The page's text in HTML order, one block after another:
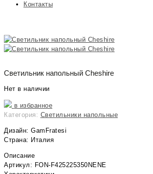
Контакты
Светильник напольный Cheshire
Нет в наличии
в избранное
Категория: Светильники напольные
Дизайн: GamFratesi
Страна: Италия
Описание
Артикул: FON-F425225350NENE